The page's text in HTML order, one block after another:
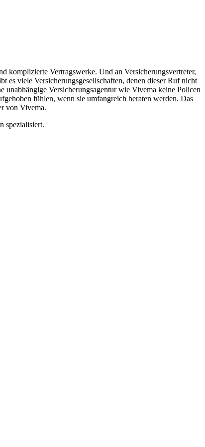
komplizierte Vertragswerke. Und an Versicherungsvertreter,
viele Versicherungsgesellschaften, denen dieser Ruf nicht
unabhängige Versicherungsagentur wie Vivema keine Policen
fühlen, wenn sie umfangreich beraten werden. Das
von Vivema.
spezialisiert.